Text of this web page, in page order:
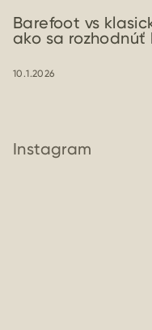
Barefoot vs
ako sa rozhodnúť
10.1.2026
Instagram